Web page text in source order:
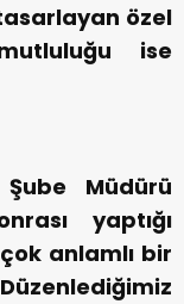
özel
ise
Müdürü
yaptığı
anlamlı bir